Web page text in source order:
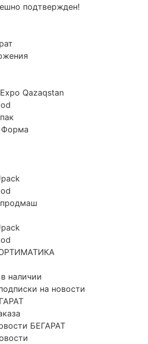
подтвержден!
Qazaqstan
Форма
наличии
на новости
БЕГАРАТ